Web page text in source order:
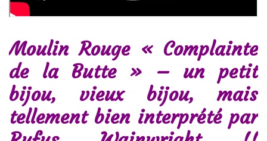
Moulin Rouge « Complainte
de la Butte » – un petit
bijou, vieux bijou, mais
tellement bien interprété par